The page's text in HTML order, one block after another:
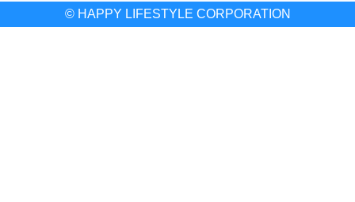
© HAPPY LIFESTYLE CORPORATION